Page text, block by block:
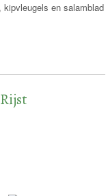
kipvleugels en salamblad